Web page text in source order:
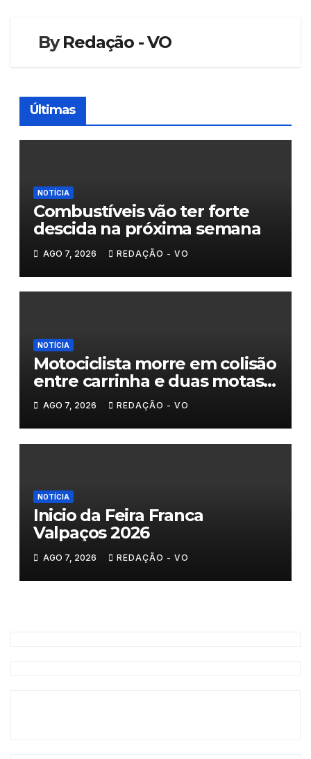
ByRedação - VO
Últimas
NOTÍCIA
Combustíveis vão ter forte
descida na próxima semana
AGO 7, 2026 REDAÇÃO - VO
NOTÍCIA
Motociclista morre em colisão
entre carrinha e duas motas
em Chaves
AGO 7, 2026 REDAÇÃO - VO
NOTÍCIA
Inicio da Feira Franca
Valpaços 2026
AGO 7, 2026 REDAÇÃO - VO